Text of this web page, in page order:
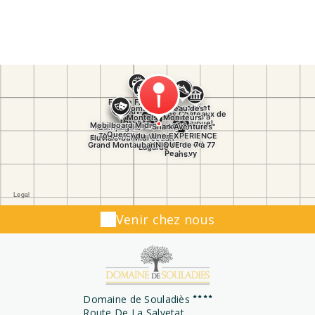
Venir chez nous
Domaine de Souladiès
Route De La Salvetat,